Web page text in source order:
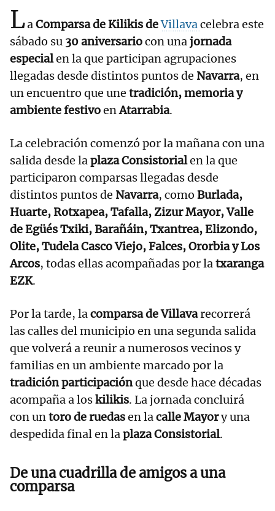
LaComparsa de Kilikis deVillavacelebra este
sábado su 30 aniversariocon unajornada
especialen la que participan agrupaciones
llegadas desde distintos puntos de Navarra, en
un encuentro que une tradición, memoria y
ambiente festivoenAtarrabia.
La celebración comenzó por la mañana con una
salida desde laplaza Consistorialen la que
participaron comparsas llegadas desde
distintos puntos de Navarra, como Burlada,
Huarte, Rotxapea, Tafalla, Zizur Mayor, Valle
de Egüés Txiki, Barañáin, Txantrea, Elizondo,
Olite, Tudela Casco Viejo, Falces, Ororbia y Los
Arcos, todas ellas acompañadas por latxaranga
EZK.
Por la tarde, lacomparsa de Villavarecorrerá
las calles del municipio en una segunda salida
que volverá a reunir a numerosos vecinos y
familias en un ambiente marcado por la
tradición participaciónque desde hace décadas
acompaña a loskilikis. La jornada concluirá
con untoro de ruedasen lacalle Mayory una
despedida final en laplaza Consistorial.
De una cuadrilla de amigos a una
comparsa